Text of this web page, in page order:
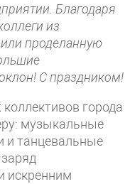
Благодаря
из
проделанную
С праздником!
города
музыкальные
и танцевальные
искренним